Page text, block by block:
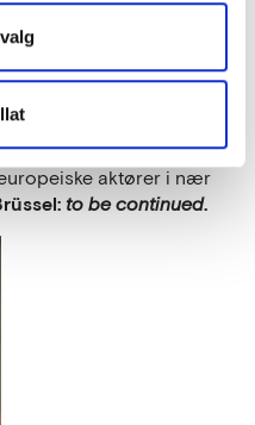
ser mange
fart på relevant
å få til nettopp dette på
opp for et spenstig
aktører i nær
to be continued.